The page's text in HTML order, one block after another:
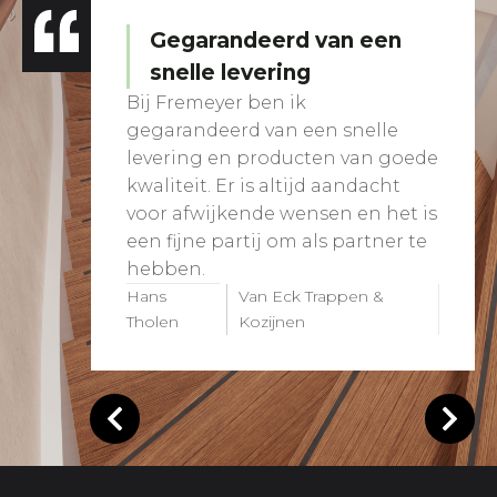
Gegarandeerd van een
snelle levering
Bij Fremeyer ben ik
gegarandeerd van een snelle
levering en producten van goede
kwaliteit. Er is altijd aandacht
voor afwijkende wensen en het is
een fijne partij om als partner te
hebben.
Hans
Tholen
Van Eck Trappen &
Kozijnen